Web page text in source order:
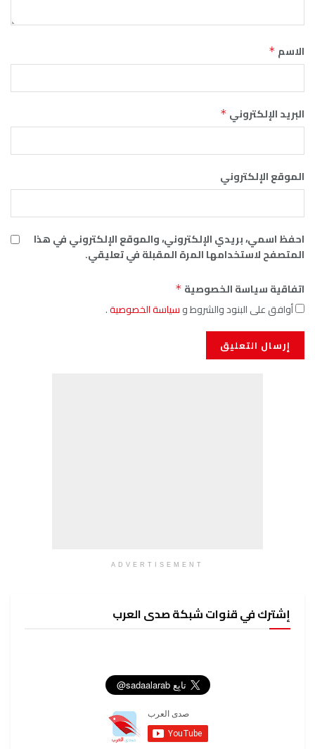
الاسم *
البريد الإلكتروني *
الموقع الإلكتروني
احفظ اسمي، بريدي الإلكتروني، والموقع الإلكتروني في هذا
المتصفح لاستخدامها المرة المقبلة في تعليقي.
اتفاقية سياسة الخصوصية *
أوافق على البنود والشروط وسياسة الخصوصية.
ADVERTISEMENT
إشترك في قنوات شبكة صدى العرب